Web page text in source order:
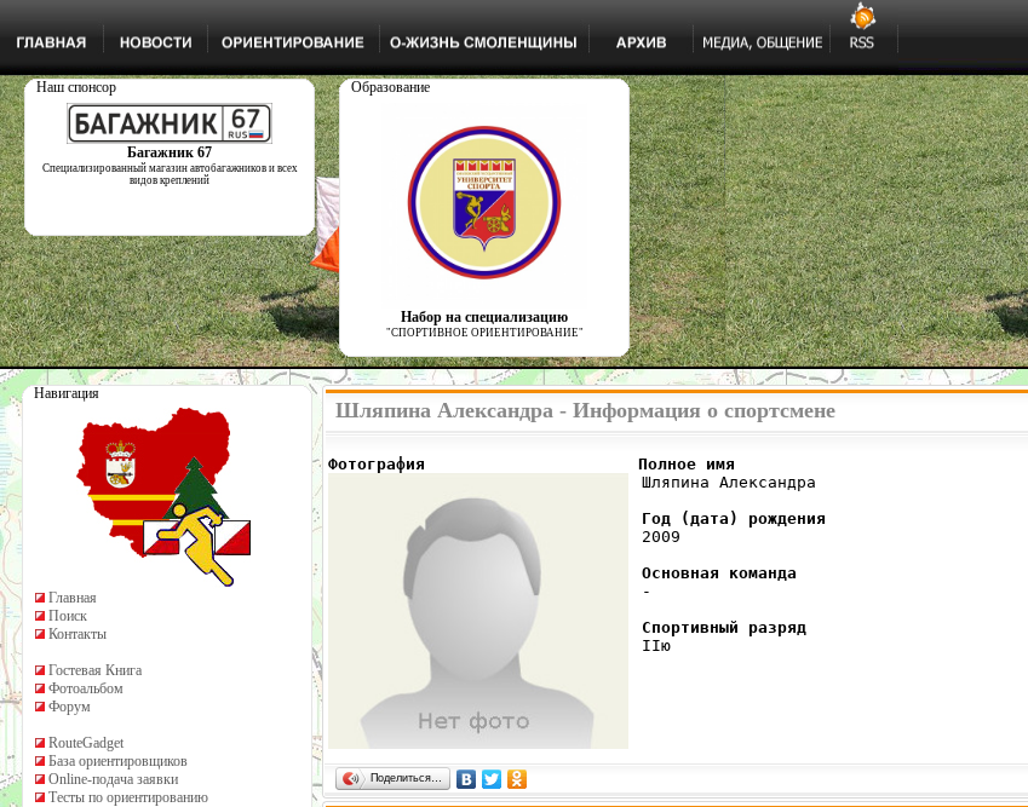
Наш спонсор
Багажник 67
Специализированный магазин автобагажников и всех
видов креплений
Образование
Набор на специализацию
"СПОРТИВНОЕ ОРИЕНТИРОВАНИЕ"
Навигация
Главная
Поиск
Контакты
Гостевая Книга
Фотоальбом
Форум
RouteGadget
База ориентировщиков
Online-подача заявки
Тесты по ориентированию
Шляпина Александра - Информация о спортсмене
Фотография                      Полное имя
Шляпина Александра
Год (дата) рождения
2009
Основная команда
-
Спортивный разряд
IIю
Поделиться…